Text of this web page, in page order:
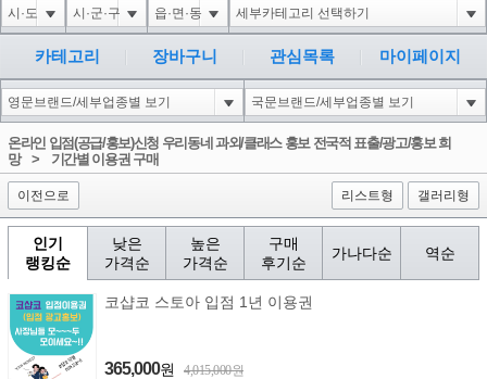
4 대성설렁탕
아이콘
5
아이콘
1
6 강남면옥
아이콘
NEW
코샵
아이콘
카테고리 장바구니 관심목록 마이페이지
온라인 입점(공급/홍보)신청 우리동네 과외/클래스 홍보 전국적 표출/광고/홍보 희
망> 기간별 이용권 구매
이전으로 리스트형 갤러리형
인기
랭킹순
낮은
가격순
높은
가격순
구매
후기순
가나다순 역순
코샵코 스토아 입점 1년 이용권
365,000원 4,015,000원